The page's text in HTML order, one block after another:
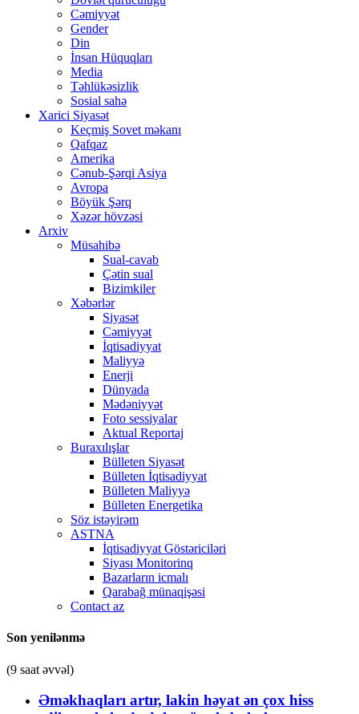
Cəmiyyət
Gender
Din
İnsan Hüquqları
Media
Təhlükəsizlik
Sosial sahə
Xarici Siyasət
Keçmiş Sovet məkanı
Qafqaz
Amerika
Cənub-Şərqi Asiya
Avropa
Böyük Şərq
Xəzər hövzəsi
Arxiv
Müsahibə
Sual-cavab
Çətin sual
Bizimkiler
Xəbərlər
Siyasət
Cəmiyyət
İqtisadiyyat
Maliyyə
Enerji
Dünyada
Mədəniyyət
Foto sessiyalar
Aktual Reportaj
Buraxılışlar
Bülleten Siyasət
Bülleten İqtisadiyyat
Bülleten Maliyyə
Bülleten Energetika
Söz istəyirəm
ASTNA
İqtisadiyyat Göstəriciləri
Siyası Monitorinq
Bazarların icmalı
Qarabağ münaqişəsi
Contact az
Son yenilənmə
(9 saat əvvəl)
Əməkhaqları artır, lakin həyat ən çox hiss